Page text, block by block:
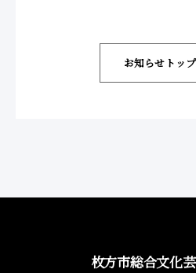
お知らせトッ
枚方市総合文化